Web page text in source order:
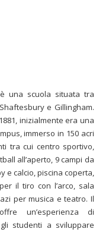
è una scuola situata tra
e Gillingham.
inizialmente era una
immerso in 150 acri
tra cui centro sportivo,
all’aperto, 9 campi da
e calcio, piscina coperta,
il tiro con l’arco, sala
per musica e teatro. Il
un’esperienza di
studenti a sviluppare